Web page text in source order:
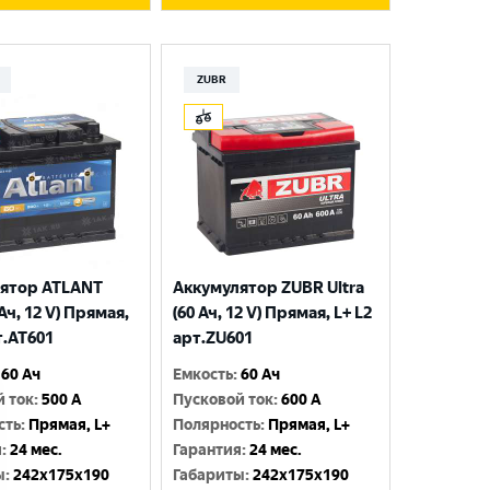
ATLANT
12 V) Прямая,
60 Ач
ток:500 A
: Прямая, L+
:24 мес.
:242x175x190
ZUBR
Аккумулятор ZUBR Ultra
(60 Ач, 12 V) Прямая, L+ L2
арт.ZU601
Емкость:60 Ач
Пусковой ток:600 A
Полярность: Прямая, L+
Гарантия:24 мес.
Габариты:242x175x190